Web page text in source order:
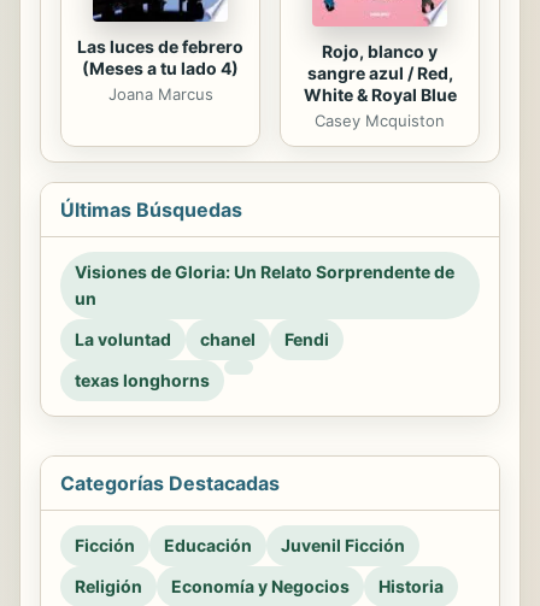
Las luces de febrero
(Meses a tu lado 4)
Joana Marcus
Rojo, blanco y
sangre azul / Red,
White & Royal Blue
Casey Mcquiston
Últimas Búsquedas
Visiones de Gloria: Un Relato Sorprendente de
un
La voluntad
chanel
Fendi
texas longhorns
Categorías Destacadas
Ficción Educación
Juvenil Ficción
Religión
Economía y Negocios Historia